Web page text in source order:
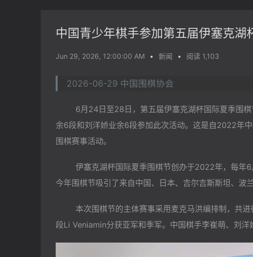
中国青少年棋手参加第五届伊塞克湖
Jun 29, 2026, 12:00:00 AM • 新闻 • 阅读 1,103
2026-06-29 中国围棋协会
6月24日至28日，第五届伊塞克湖杯国际夏季围
余6段和刘洋娇业余6段参加此次活动。这是自2022年
围棋赛事活动。
伊塞克湖杯国际夏季围棋节创办于2022年，每年6月
今年围棋节吸引了来自中国、日本、吉尔吉斯斯坦、波
本次围棋节的主体赛事采用 麦克马洪编排制 ，共
段Li Veniamin分获亚军和季军。中国棋手李崔萌、刘洋